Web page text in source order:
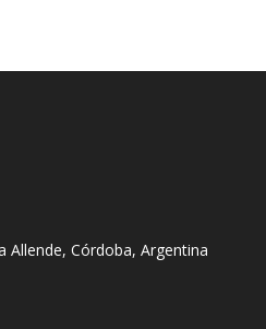
Allende, Córdoba, Argentina